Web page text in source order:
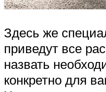
Здесь же
приведут все
назвать
конкретно для